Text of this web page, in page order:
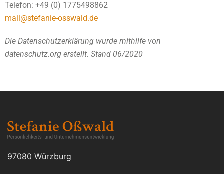
Telefon: +49 (0) 1775498862
mail@stefanie-osswald.de
Die Datenschutzerklärung wurde mithilfe von
datenschutz.org erstellt. Stand 06/2020
97080 Würzburg